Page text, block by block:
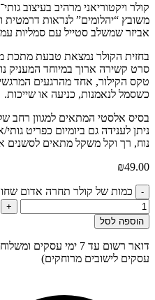
קולר ויקטוריאני מרהיב בעיצוב
משובץ “יהלומים” לנראות דרמטית
אביזר שמשלב סטייל עם סמליות
בחזית הקולר נמצאת טבעת מתכת
סרט קשירה ארוך במיוחד המעניק
כשסמל לנאמנות, כניעה או שייכות.
בסיס אלסטי המתאים למגוון רחב
ניתן לענידה גם ביומיום כפריט גותי/
נוח, רך וקל משקל מתאים לסשנים
₪49.00
- כמות של קולר תחרה אדום
+
הוספה לסל
עסקים לישובים מרוחקים)